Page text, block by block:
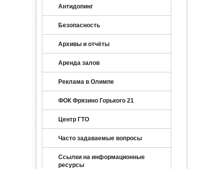
Антидопинг
Безопасность
Архивы и отчёты
Аренда залов
Реклама в Олимпе
ФОК Фрязино Горького 21
Центр ГТО
Часто задаваемые вопросы
Ссылки на информационные
ресурсы